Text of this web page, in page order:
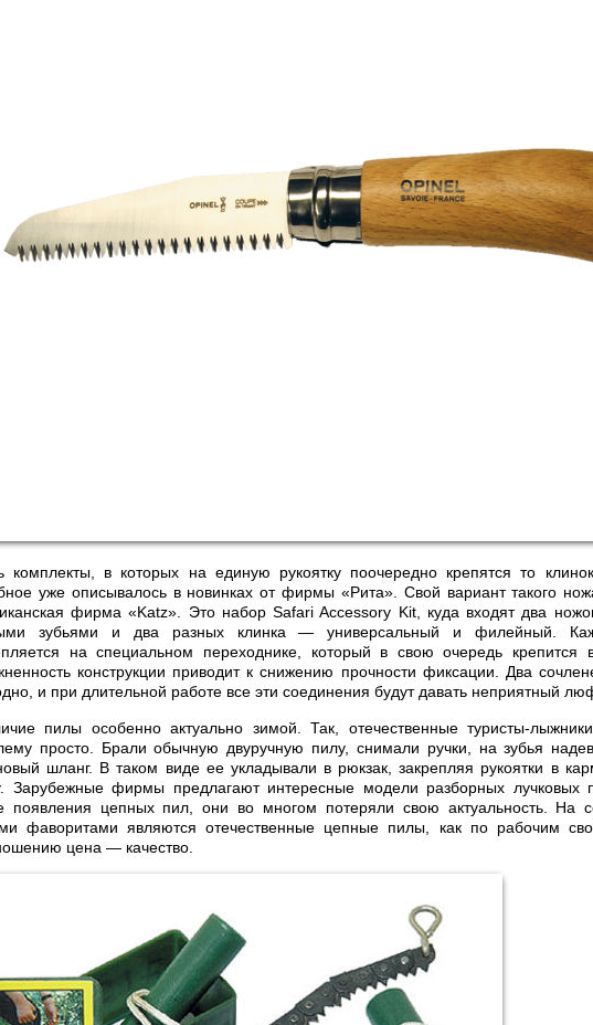
комплекты, в которых на единую рукоятку поочередно крепятся то
уже описывалось в новинках от фирмы «Рита». Свой вариант такого
фирма «Katz». Это набор Safari Accessory Kit, куда входят два
зубьями и два разных клинка — универсальный и филейный.
на специальном переходнике, который в свою очередь крепится
конструкции приводит к снижению прочности фиксации. Два
и при длительной работе все эти соединения будут давать неприятный
пилы особенно актуально зимой. Так, отечественные туристы-
просто. Брали обычную двуручную пилу, снимали ручки, на зубья
шланг. В таком виде ее укладывали в рюкзак, закрепляя рукоятки в
Зарубежные фирмы предлагают интересные модели разборных лучковых
появления цепных пил, они во многом потеряли свою актуальность. На
фаворитами являются отечественные цепные пилы, как по рабочим
цена — качество.